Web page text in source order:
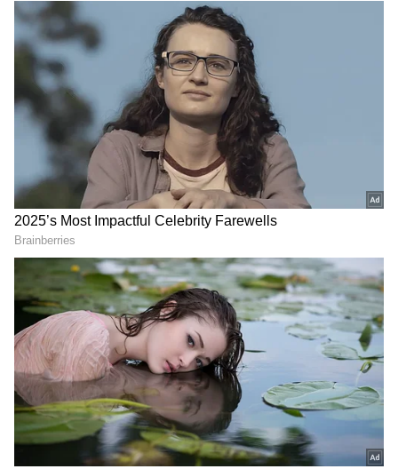
"நந்தா", "பேரழகன்", "கஜினி" "ஏழாம் அறிவு"
என்று பல திரைப்படங்களில், அவரைத்
தவிர வேறு யாராலும் அந்த
கதாபாத்திரங்களில் நடிக்க முடியாது என்று
நிரூபித்தார்.
அந்த வகையில் கடந்த 2004 ஆம் ஆண்டு
இயக்குனர் சசி சங்கர் இயக்கத்தில்
வெளியான திரைப்படம் தான் "பேரழகன்"
திரைப்படங்களில் இதுவும் ஒன்று. அதிலும்
குறிப்பாக "சின்னா" என்ற
கதாபாத்திரத்தில், கூன் விழுந்த
தோற்றத்தில் நடித்து தனது அசாத்திய
நடிப்பை அவர் வெளிப்படுத்தியிருப்பார்.
இந்திய சினிமாவின் பிரபல ஜோடிகள்
இவர்கள்தான்! தலைசுற்றும் சொத்து